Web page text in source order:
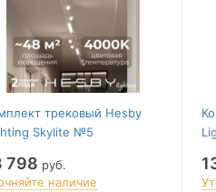
трековый Hesby
Skylite №5
798 руб.
наличие